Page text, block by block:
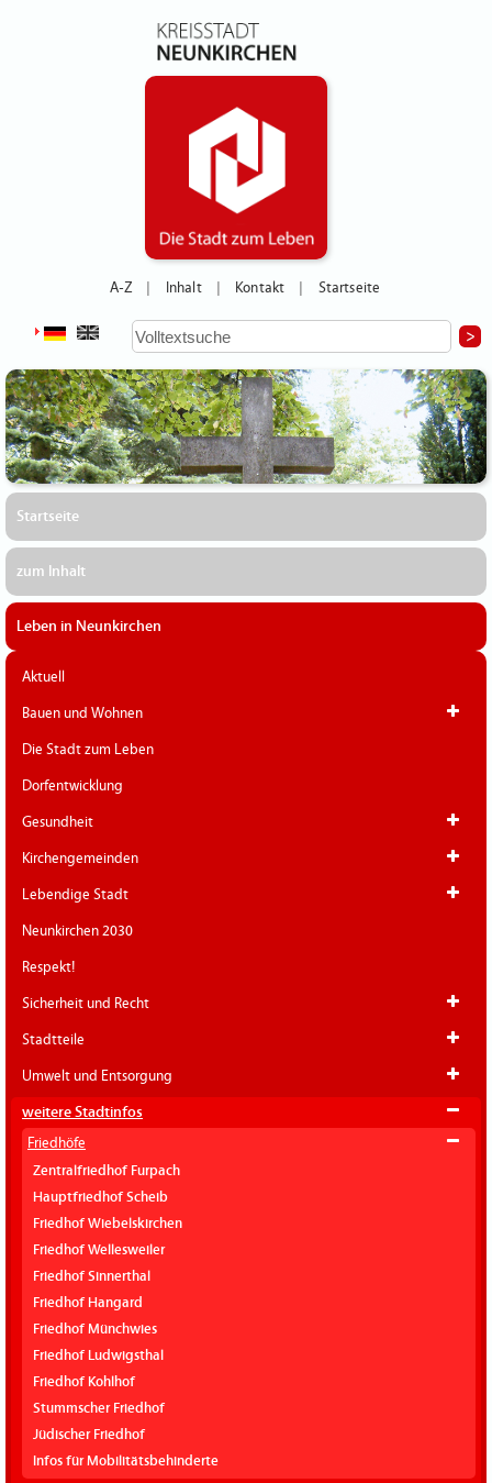
A-Z Inhalt Kontakt Startseite
Startseite
zum Inhalt
Leben in Neunkirchen
Aktuell
Bauen und Wohnen
Die Stadt zum Leben
Dorfentwicklung
Gesundheit
Kirchengemeinden
Lebendige Stadt
Neunkirchen 2030
Respekt!
Sicherheit und Recht
Stadtteile
Umwelt und Entsorgung
weitere Stadtinfos
Friedhöfe
Zentralfriedhof Furpach
Hauptfriedhof Scheib
Friedhof Wiebelskirchen
Friedhof Wellesweiler
Friedhof Sinnerthal
Friedhof Hangard
Friedhof Münchwies
Friedhof Ludwigsthal
Friedhof Kohlhof
Stummscher Friedhof
Jüdischer Friedhof
Infos für Mobilitätsbehinderte